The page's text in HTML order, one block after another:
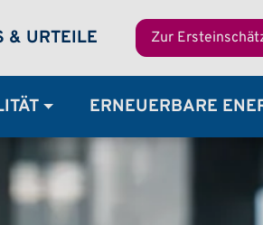
& URTEILE Zur
ERNEUERBARE